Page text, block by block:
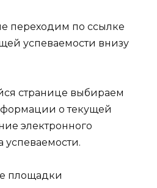
переходим по ссылке
успеваемости внизу
странице выбираем
о текущей
электронного
площадки